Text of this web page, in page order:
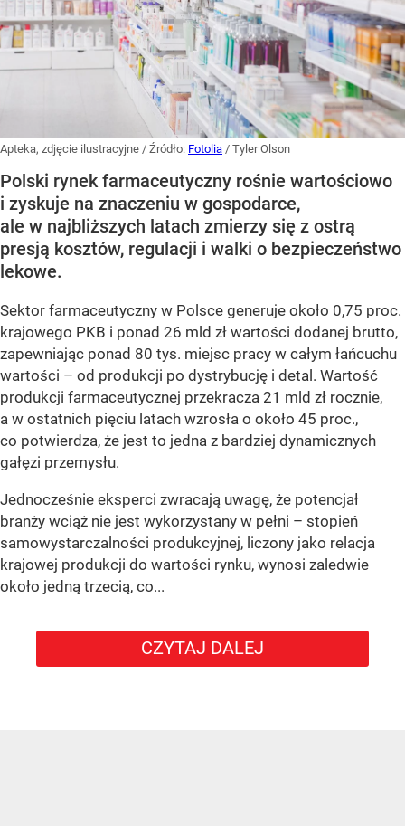
Apteka, zdjęcie ilustracyjne / Źródło: Fotolia / Tyler Olson
Polski rynek farmaceutyczny rośnie wartościowo
i zyskuje na znaczeniu w gospodarce,
ale w najbliższych latach zmierzy się z ostrą
presją kosztów, regulacji i walki o bezpieczeństwo
lekowe.
Sektor farmaceutyczny w Polsce generuje około 0,75 proc.
krajowego PKB i ponad 26 mld zł wartości dodanej brutto,
zapewniając ponad 80 tys. miejsc pracy w całym łańcuchu
wartości – od produkcji po dystrybucję i detal. Wartość
produkcji farmaceutycznej przekracza 21 mld zł rocznie,
a w ostatnich pięciu latach wzrosła o około 45 proc.,
co potwierdza, że jest to jedna z bardziej dynamicznych
gałęzi przemysłu.
Jednocześnie eksperci zwracają uwagę, że potencjał
branży wciąż nie jest wykorzystany w pełni – stopień
samowystarczalności produkcyjnej, liczony jako relacja
krajowej produkcji do wartości rynku, wynosi zaledwie
około jedną trzecią, co...
CZYTAJ DALEJ